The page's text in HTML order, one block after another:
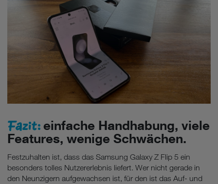
Fazit:einfache Handhabung, viele
Features, wenige Schwächen.
Festzuhalten ist, dass das Samsung Galaxy Z Flip 5 ein
besonders tolles Nutzererlebnis liefert. Wer nicht gerade in
den Neunzigern aufgewachsen ist, für den ist das Auf- und